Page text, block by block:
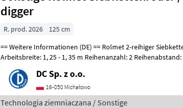
digger
R. prod. 2026
125 cm
== Weitere Informationen (DE) == Rolmet 2-reihiger Siebkettenroder
Arbeitsbreite: 1, 25 - 1, 35 m Reihenanzahl: 2 Reihenabstand:
DC Sp. z o.o.
16-050 Michałowo
Technologia ziemniaczana / Sonstige